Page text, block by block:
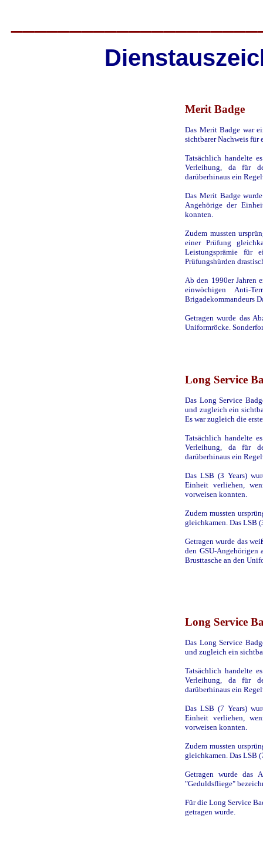
Merit Badge
Das Merit Badge war
sichtbarer Nachweis
Tatsächlich handelte
Verleihung, da für
darüberhinaus ein
Das Merit Badge
Angehörige der
konnten.
Zudem mussten
einer Prüfung
Leistungsprämie für
Prüfungshürden
Ab den 1990er Jahren
einwöchigen Anti-
Brigadekommandeurs
Getragen wurde das
Uniformröcke.
Long Service
Das Long Service
und zugleich ein
Es war zugleich die
Tatsächlich handelte
Verleihung, da für
darüberhinaus ein
Das LSB (3 Years)
Einheit verliehen,
vorweisen konnten.
Zudem mussten
gleichkamen. Das LSB
Getragen wurde das
den GSU-
Brusttasche an den
Long Service
Das Long Service
und zugleich ein
Tatsächlich handelte
Verleihung, da für
darüberhinaus ein
Das LSB (7 Years)
Einheit verliehen,
vorweisen konnten.
Zudem mussten
gleichkamen. Das LSB
Getragen wurde das
"Geduldsfliege"
Für die Long Service
getragen wurde.